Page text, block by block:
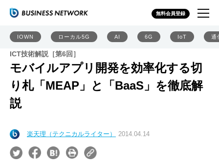
無料会員登録
IOWN ローカル5G AI 6G IoT 通
ICT技術解説［第6回］
モバイルアプリ開発を効率化する切
り札「MEAP」と「BaaS」を徹底解
説
楽天理（テクニカルライター） 2014.04.14